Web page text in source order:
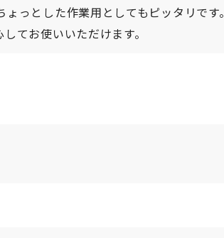
っとした作業用としてもピッタリです。
てお使いいただけます。